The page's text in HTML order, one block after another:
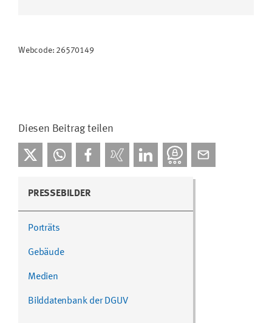
Webcode: 26570149
Diesen Beitrag teilen
PRESSEBILDER
Porträts
Gebäude
Medien
Bilddatenbank der DGUV